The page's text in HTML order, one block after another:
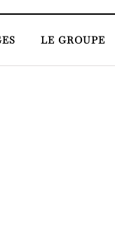
LE GROUPE